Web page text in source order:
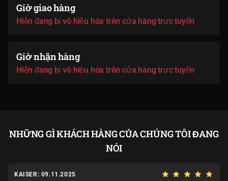
Giờ giao hàng
Hiện đang bị vô hiệu hóa trên cửa hàng trực tuyến
Giờ nhận hàng
Hiện đang bị vô hiệu hóa trên cửa hàng trực tuyến
NHỮNG GÌ KHÁCH HÀNG CỦA CHÚNG TÔI ĐANG
NÓI
KAISER: 09.11.2025